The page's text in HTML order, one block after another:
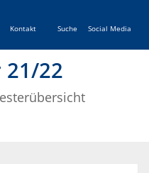
Kontakt Suche Social Media
22